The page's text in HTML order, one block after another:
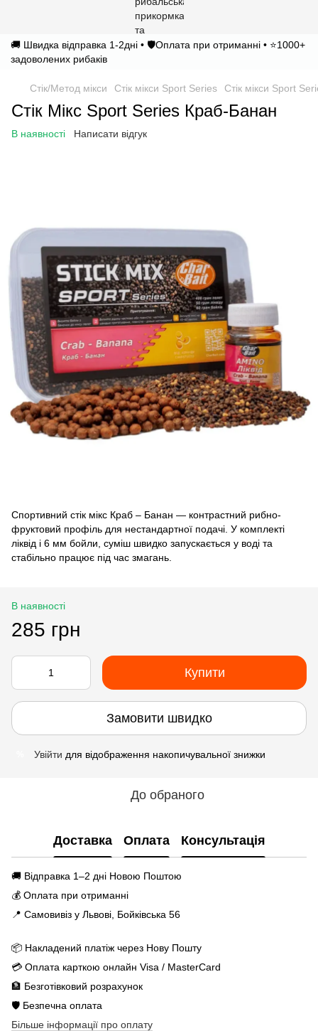
🚚 Швидка відправка 1-2дні • 🛡️Оплата при отриманні • ⭐1000+
задоволених рибаків
Стік/Метод мікси Стік мікси Sport Series Стік мікси Sport
Стік Мікс Sport Series Краб-Банан
В наявності Написати відгук
Спортивний стік мікс Краб – Банан — контрастний рибно-
фруктовий профіль для нестандартної подачі. У комплекті
ліквід і 6 мм бойли, суміш швидко запускається у воді та
стабільно працює під час змагань.
В наявності
285 грн
Купити
Замовити швидко
Увійти для відображення накопичувальної знижки
До обраного
Доставка Оплата Консультація
🚚 Відправка 1–2 дні Новою Поштою
💰 Оплата при отриманні
📍 Самовивіз у Львові, Бойківська 56
📦 Накладений платіж через Нову Пошту
💳 Оплата карткою онлайн Visa / MasterCard
🏦 Безготівковий розрахунок
🛡️ Безпечна оплата
Більше інформації про оплату